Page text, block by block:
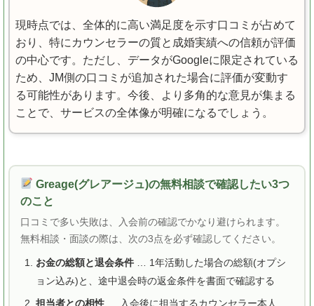
現時点では、全体的に高い満足度を示す口コミが占めて
おり、特にカウンセラーの質と成婚実績への信頼が評価
の中心です。ただし、データがGoogleに限定されている
ため、JM側の口コミが追加された場合に評価が変動す
る可能性があります。今後、より多角的な意見が集まる
ことで、サービスの全体像が明確になるでしょう。
Greage(グレアージュ)の無料相談で確認したい3つ
のこと
口コミで多い失敗は、入会前の確認でかなり避けられます。
無料相談・面談の際は、次の3点を必ず確認してください。
お金の総額と退会条件… 1年活動した場合の総額(オプシ
ョン込み)と、途中退会時の返金条件を書面で確認する
担当者との相性… 入会後に担当するカウンセラー本人